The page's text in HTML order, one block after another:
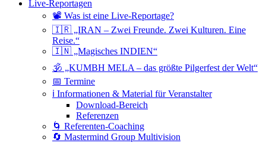
Live-Reportagen
📽 Was ist eine Live-Reportage?
🇮🇷 „IRAN – Zwei Freunde. Zwei Kulturen. Eine
Reise.“
🇮🇳 „Magisches INDIEN“
🕉 „KUMBH MELA – das größte Pilgerfest der Welt“
📅 Termine
ℹ️ Informationen & Material für Veranstalter
Download-Bereich
Referenzen
🌀 Referenten-Coaching
🔄 Mastermind Group Multivision